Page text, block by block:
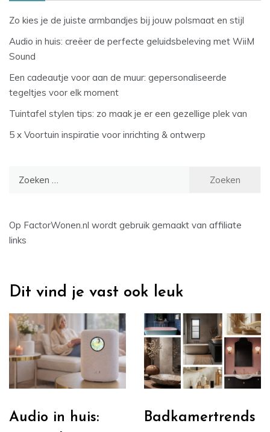
Zo kies je de juiste armbandjes bij jouw polsmaat en stijl
Audio in huis: creëer de perfecte geluidsbeleving met WiiM
Sound
Een cadeautje voor aan de muur: gepersonaliseerde
tegeltjes voor elk moment
Tuintafel stylen tips: zo maak je er een gezellige plek van
5 x Voortuin inspiratie voor inrichting & ontwerp
Op FactorWonen.nl wordt gebruik gemaakt van affiliate
links
Dit vind je vast ook leuk
Audio in huis: Badkamertrends